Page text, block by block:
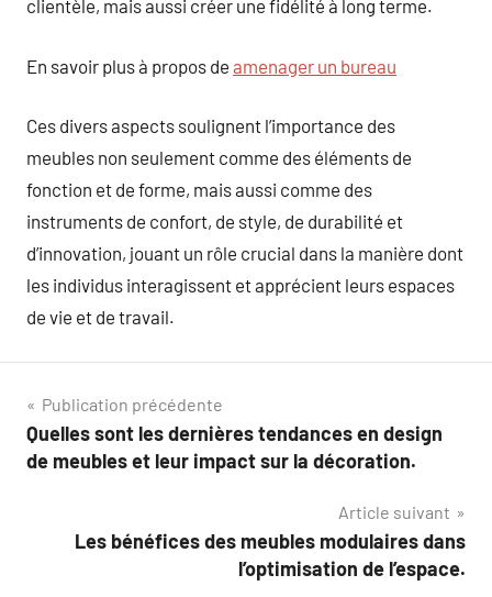
clientèle, mais aussi créer une fidélité à long terme.
En savoir plus à propos de amenager un bureau
Ces divers aspects soulignent l’importance des
meubles non seulement comme des éléments de
fonction et de forme, mais aussi comme des
instruments de confort, de style, de durabilité et
d’innovation, jouant un rôle crucial dans la manière dont
les individus interagissent et apprécient leurs espaces
de vie et de travail.
Navigation
de
Publication précédente
Quelles sont les dernières tendances en design
de meubles et leur impact sur la décoration.
Article suivant
Les bénéfices des meubles modulaires dans
l’optimisation de l’espace.